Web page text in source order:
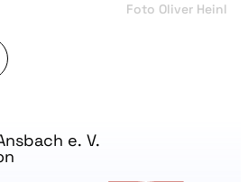
Foto Oliver Heinl
e. V.